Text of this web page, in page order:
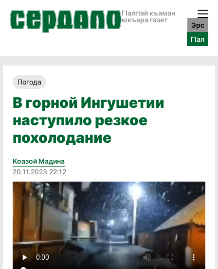
ГӀалгӀай къаман
юкъара газет
Эрс
ГӀал
Погода
В горной Ингушетии
наступило резкое
похолодание
Коазой Мадина
20.11.2023 22:12